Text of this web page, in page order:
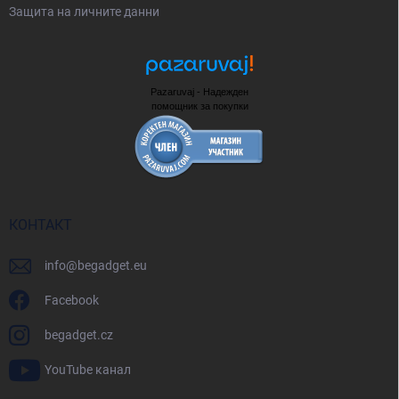
Защита на личните данни
Pazaruvaj - Надежден
помощник за покупки
КОНТАКТ
info@begadget.eu
Facebook
begadget.cz
YouTube канал